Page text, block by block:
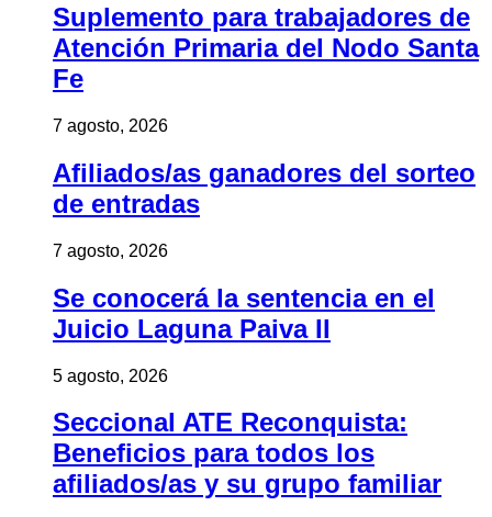
Suplemento para trabajadores de
Atención Primaria del Nodo Santa
Fe
7 agosto, 2026
Afiliados/as ganadores del sorteo
de entradas
7 agosto, 2026
Se conocerá la sentencia en el
Juicio Laguna Paiva II
5 agosto, 2026
Seccional ATE Reconquista:
Beneficios para todos los
afiliados/as y su grupo familiar